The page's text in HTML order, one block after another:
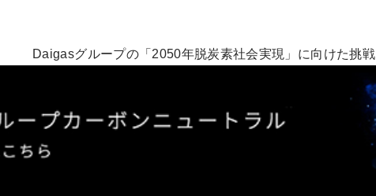
Daigasグループの「2050年脱炭素社会実現」に向けた挑戦